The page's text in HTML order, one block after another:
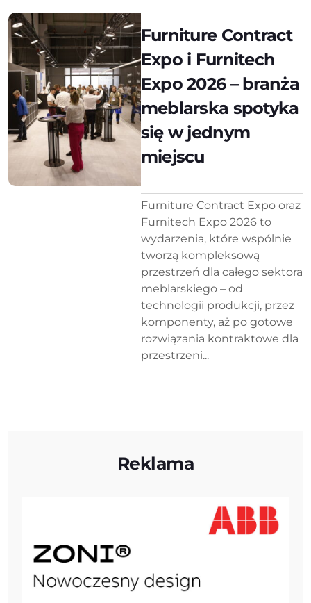
Furniture Contract
Expo i Furnitech
Expo 2026 – branża
meblarska spotyka
się w jednym
miejscu
Furniture Contract Expo oraz
Furnitech Expo 2026 to
wydarzenia, które wspólnie
tworzą kompleksową
przestrzeń dla całego sektora
meblarskiego – od
technologii produkcji, przez
komponenty, aż po gotowe
rozwiązania kontraktowe dla
przestrzeni...
Reklama